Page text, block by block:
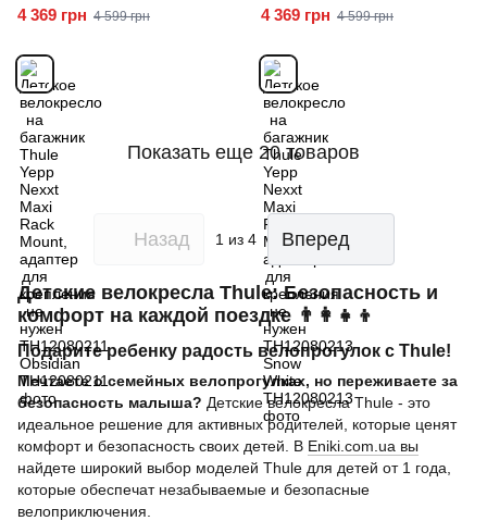
Maxi Rack Mount, адаптер
TH12080211 Obsidian
4 369 грн 4 599 грн
Maxi Rack Mount, адаптер
TH12080213 Snow White
4 369 грн 4 599 грн
Показать еще 20 товаров
Назад 1 из 4 Вперед
Детские велокресла Thule: Безопасность и
комфорт на каждой поездке 👨‍👩‍👧‍👦
Подарите ребенку радость велопрогулок с Thule!
Мечтаете о семейных велопрогулках, но переживаете за
безопасность малыша? Детские велокресла Thule - это
идеальное решение для активных родителей, которые ценят
комфорт и безопасность своих детей. В Eniki.com.ua вы
найдете широкий выбор моделей Thule для детей от 1 года,
которые обеспечат незабываемые и безопасные
велоприключения.